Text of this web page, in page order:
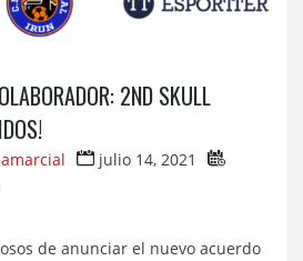
2ND SKULL
julio 14, 2021
de anunciar el nuevo acuerdo